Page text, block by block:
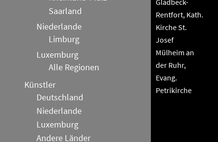
Saarland
Niederlande
Limburg
Luxemburg
Alle Regionen
Künstler
Deutschland
Niederlande
Luxemburg
Andere Länder
Gladbeck-
Rentfort, Kath.
Kirche St.
Josef
Mülheim an
der Ruhr,
Evang.
Petrikirche